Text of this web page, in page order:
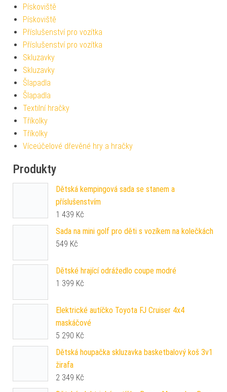
Pískoviště
Pískoviště
Příslušenství pro vozítka
Příslušenství pro vozítka
Skluzavky
Skluzavky
Šlapadla
Šlapadla
Textilní hračky
Tříkolky
Tříkolky
Víceúčelové dřevěné hry a hračky
Produkty
Dětská kempingová sada se stanem a
příslušenstvím
1 439 Kč
Sada na mini golf pro děti s vozíkem na kolečkách
549 Kč
Dětské hrající odrážedlo coupe modré
1 399 Kč
Elektrické autíčko Toyota FJ Cruiser 4x4
maskáčové
5 290 Kč
Dětská houpačka skluzavka basketbalový koš 3v1
žirafa
2 349 Kč